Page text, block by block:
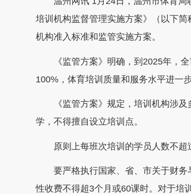
培训机构监督管理实施方案》（以下
机构准入标准和监管实施方案。
《监管方案》明确，到2025年，全
100%，体育培训质量和服务水平进一
《监管方案》规定，培训机构涉及
学，不得擅自设立培训点。
原则上每班次培训的学员人数不超
要严格执行国家、省、市关于财务
性收费不得超3个月或60课时。对于培